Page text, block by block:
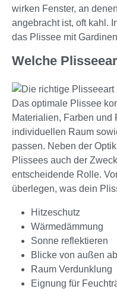
wirken Fenster, an
angebracht ist, oft kahl.
das Plissee mit
Welche
Das optimale Plissee
Materialien, Farben und
individuellen Raum
passen. Neben der
Plissees auch der
entscheidende Rolle.
überlegen, was dein
Hitzeschutz
Wärmedämmung
Sonne reflektieren
Blicke von außen
Raum Verdunklung
Eignung für